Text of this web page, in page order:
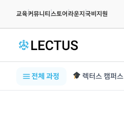
교육|커뮤니티 |스토어 |라운지 |국비지원
전체 과정 렉터스 캠퍼스